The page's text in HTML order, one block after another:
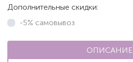
Дополнительные скидки:
-5% самовывоз
ОПИСАНИЕ